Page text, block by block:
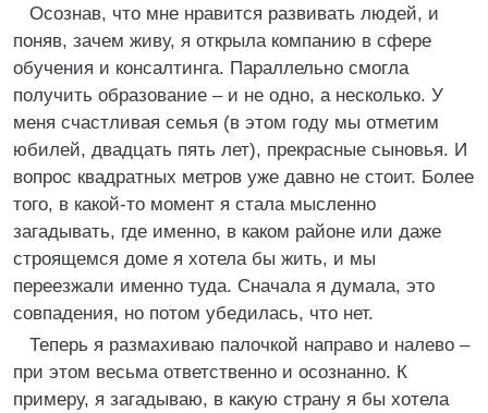
Осознав, что мне нравится развивать людей, и
поняв, зачем живу, я открыла компанию в сфере
обучения и консалтинга. Параллельно смогла
получить образование – и не одно, а несколько. У
меня счастливая семья (в этом году мы отметим
юбилей, двадцать пять лет), прекрасные сыновья. И
вопрос квадратных метров уже давно не стоит. Более
того, в какой-то момент я стала мысленно
загадывать, где именно, в каком районе или даже
строящемся доме я хотела бы жить, и мы
переезжали именно туда. Сначала я думала, это
совпадения, но потом убедилась, что нет.
Теперь я размахиваю палочкой направо и налево –
при этом весьма ответственно и осознанно. К
примеру, я загадываю, в какую страну я бы хотела